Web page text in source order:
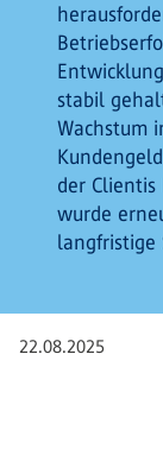
stabil
Wachstum
der Clientis
wurde
langfristige
22.08.2025